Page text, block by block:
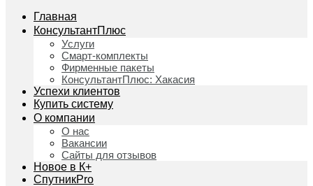
Главная
КонсультантПлюс
Услуги
Смарт-комплекты
Фирменные пакеты
КонсультантПлюс: Хакасия
Успехи клиентов
Купить систему
О компании
О нас
Вакансии
Сайты для отзывов
Новое в К+
СпутникPro